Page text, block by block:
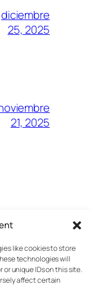
like cookies to store
technologies will
unique IDs on this site.
affect certain
diciembre
25, 2025
21, 2025
Rey